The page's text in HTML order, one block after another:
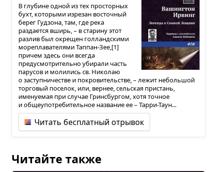
В глубине одной из тех просторных
бухт, которыми изрезан восточный
берег Гудзона, там, где река
раздается вширь, – в старину этот
разлив был окрещен голландскими
мореплавателями Таппан-Зее,[1]
причем здесь они всегда
предусмотрительно убирали часть
парусов и молились св. Николаю
о заступничестве и покровительстве, – лежит небольшой
торговый поселок, или, вернее, сельская пристань,
именуемая при случае Гринсбургом, хотя точное
и общеупотребительное название ее – Тарри-Таун...
Читать бесплатный отрывок
Читайте также